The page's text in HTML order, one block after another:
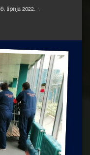
6. lipnja 2022.